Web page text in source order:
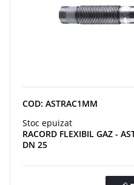
COD: ASTRAC1MM
Stoc epuizat
RACORD FLEXIBIL GAZ -
DN 25